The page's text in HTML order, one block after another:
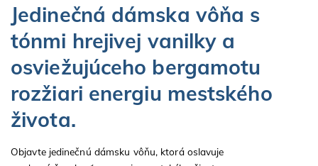
Jedinečná dámska vôňa s
tónmi hrejivej vanilky a
osviežujúceho bergamotu
rozžiari energiu mestského
života.
Objavte jedinečnú dámsku vôňu, ktorá oslavuje